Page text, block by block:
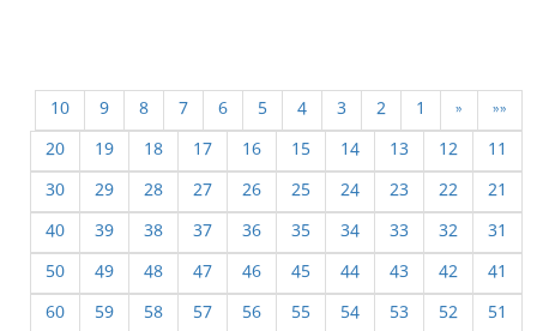
««
«
1
2
3
4
5
6
7
8
9
10
11
12
13
14
15
16
17
18
19
20
21
22
23
24
25
26
27
28
29
30
31
32
33
34
35
36
37
38
39
40
41
42
43
44
45
46
47
48
49
50
51
52
53
54
55
56
57
58
59
60